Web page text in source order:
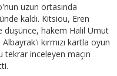
uzun ortasında
kaldı. Kitsiou, Eren
düşünce, hakem Halil Umut
kırmızı kartla oyun
tekrar inceleyen maçın